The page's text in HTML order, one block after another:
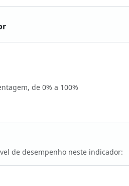
de 0% a 100%
de desempenho neste indicador: